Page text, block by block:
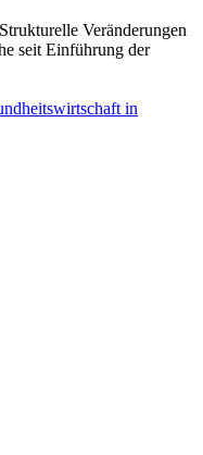
Veränderungen
seit Einführung der
in